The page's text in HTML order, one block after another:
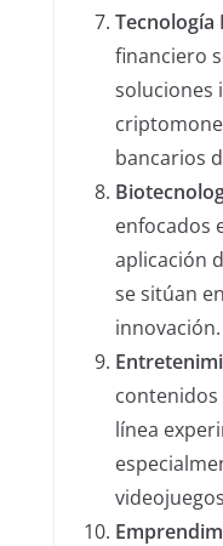
Tecnología
financiero
soluciones
bancarios
enfocados
aplicación
se sitúan
innovación.
línea